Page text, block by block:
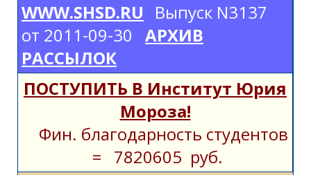
WWW.SHSD.RU
Выпуск N3137
от 2011-09-30
АРХИВ
РАССЫЛОК
ПОСТУПИТЬ В Институт Юрия
Мороза!
Фин. благодарность студентов
= 7820605 руб.